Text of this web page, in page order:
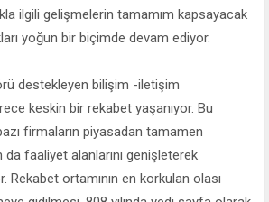
ilgili gelişmelerin tamamım kapsayacak
yoğun bir biçimde devam ediyor.
destekleyen bilişim -iletişim
keskin bir rekabet yaşanıyor. Bu
firmaların piyasadan tamamen
da faaliyet alanlarını genişleterek
Rekabet ortamının en korkulan olası